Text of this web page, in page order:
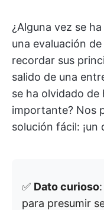
¿Alguna vez se
una evaluación
recordar sus
salido de una
se ha olvidado de
importante? Nos
solución fácil:
✅ Dato curioso
para presumir